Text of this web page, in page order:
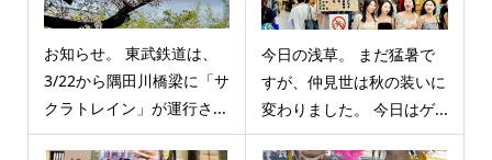
お知らせ。 東武鉄道は、
3/22から隅田川橋梁に「サ
クラトレイン」が運行さ...
今日の浅草。 まだ猛暑で
すが、仲見世は秋の装いに
変わりました。 今日はゲ...